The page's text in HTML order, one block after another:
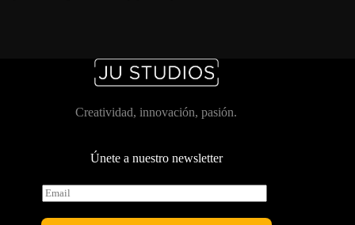
Creatividad, innovación, pasión.
Únete a nuestro newsletter
E
m
a